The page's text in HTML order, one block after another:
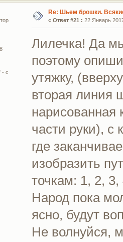
- с
Re: Шьем брошки.
« Ответ #21 : 22 Январь
Лилечка! Да
поэтому
утяжку,
вторая линия
нарисованная
части руки),
где
изобразить
точкам: 1, 2, 3,
Народ пока
ясно, будут
Не волнуйся,